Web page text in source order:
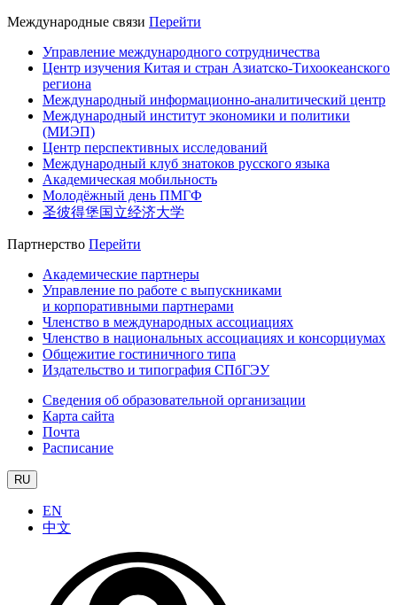
Международные связи Перейти
Управление международного сотрудничества
Центр изучения Китая и стран Азиатско-Тихоокеанского
региона
Международный информационно-аналитический центр
Международный институт экономики и политики
(МИЭП)
Центр перспективных исследований
Международный клуб знатоков русского языка
Академическая мобильность
Молодёжный день ПМГФ
圣彼得堡国立经济大学
Партнерство Перейти
Академические партнеры
Управление по работе с выпускниками
и корпоративными партнерами
Членство в международных ассоциациях
Членство в национальных ассоциациях и консорциумах
Общежитие гостиничного типа
Издательство и типография СПбГЭУ
Сведения об образовательной организации
Карта сайта
Почта
Расписание
RU
EN
中文